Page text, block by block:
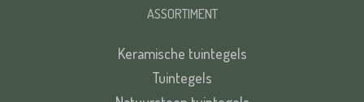
ASSORTIMENT
Keramische tuintegels
Tuintegels